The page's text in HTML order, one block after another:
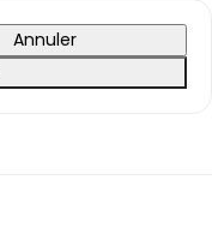
Annuler